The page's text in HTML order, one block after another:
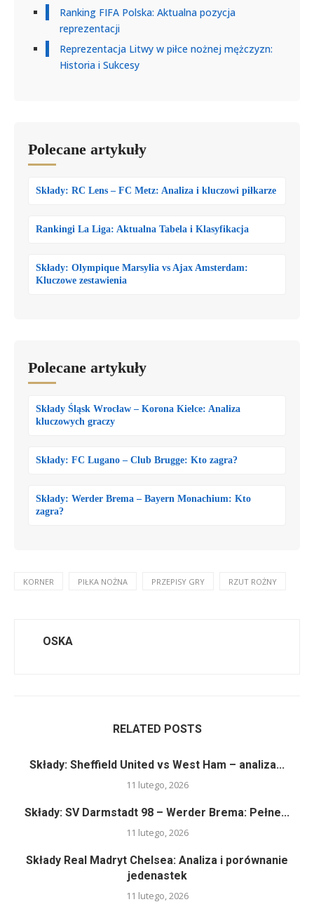
Ranking FIFA Polska: Aktualna pozycja
reprezentacji
Reprezentacja Litwy w piłce nożnej mężczyzn:
Historia i Sukcesy
Polecane artykuły
Składy: RC Lens – FC Metz: Analiza i kluczowi piłkarze
Rankingi La Liga: Aktualna Tabela i Klasyfikacja
Składy: Olympique Marsylia vs Ajax Amsterdam:
Kluczowe zestawienia
Polecane artykuły
Składy Śląsk Wrocław – Korona Kielce: Analiza
kluczowych graczy
Składy: FC Lugano – Club Brugge: Kto zagra?
Składy: Werder Brema – Bayern Monachium: Kto
zagra?
KORNER PIŁKA NOŻNA PRZEPISY GRY RZUT ROŻNY
OSKA
RELATED POSTS
Składy: Sheffield United vs West Ham – analiza...
11 lutego, 2026
Składy: SV Darmstadt 98 – Werder Brema: Pełne...
11 lutego, 2026
Składy Real Madryt Chelsea: Analiza i porównanie
jedenastek
11 lutego, 2026